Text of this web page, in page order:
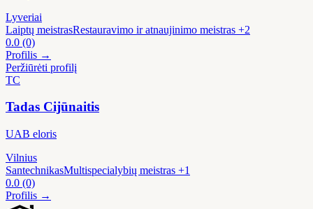
Lyveriai
Laiptų meistrasRestauravimo ir atnaujinimo meistras +2
0.0 (0)
Profilis →
Peržiūrėti profilį
TC
Tadas Cijūnaitis
UAB eloris
Vilnius
SantechnikasMultispecialybių meistras +1
0.0 (0)
Profilis →